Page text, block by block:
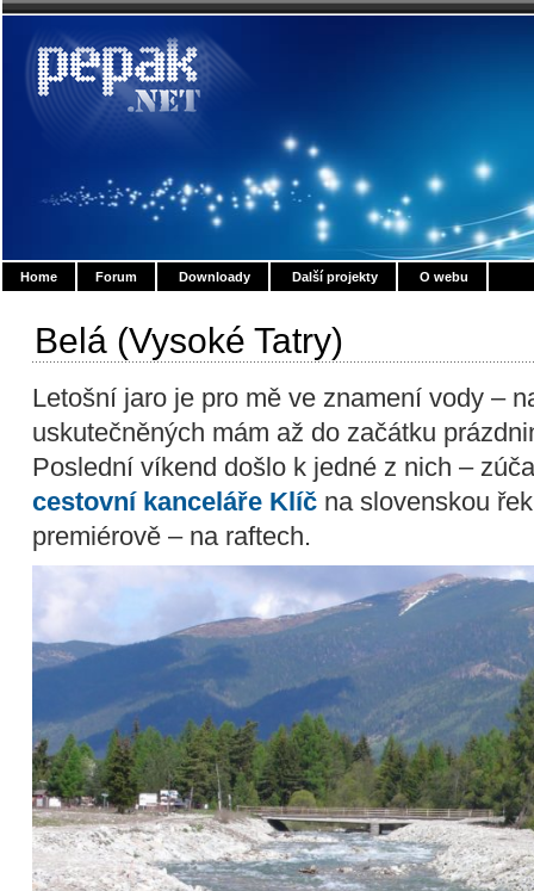
Home Forum Downloady Další projekty O webu
Belá (Vysoké Tatry)
Letošní jaro je pro mě ve znamení vody –
uskutečněných mám až do začátku
Poslední víkend došlo k jedné z nich –
cestovní kanceláře Klíč na slovenskou
premiérově – na raftech.